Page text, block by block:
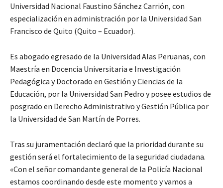
Universidad Nacional Faustino Sánchez Carrión, con
especialización en administración por la Universidad San
Francisco de Quito (Quito – Ecuador).
Es abogado egresado de la Universidad Alas Peruanas, con
Maestría en Docencia Universitaria e Investigación
Pedagógica y Doctorado en Gestión y Ciencias de la
Educación, por la Universidad San Pedro y posee estudios de
posgrado en Derecho Administrativo y Gestión Pública por
la Universidad de San Martín de Porres.
Tras su juramentación declaró que la prioridad durante su
gestión será el fortalecimiento de la seguridad ciudadana.
«Con el señor comandante general de la Policía Nacional
estamos coordinando desde este momento y vamos a